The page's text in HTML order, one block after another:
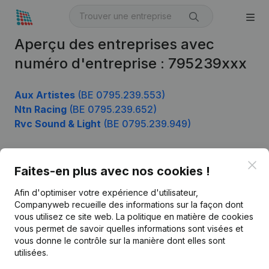
Aperçu des entreprises avec
numéro d'entreprise : 795239xxx
Aux Artistes (BE 0795.239.553)
Ntn Racing (BE 0795.239.652)
Rvc Sound & Light (BE 0795.239.949)
Faites-en plus avec nos cookies !
Afin d'optimiser votre expérience d'utilisateur,
Companyweb recueille des informations sur la façon dont
vous utilisez ce site web. La politique en matière de cookies
vous permet de savoir quelles informations sont visées et
vous donne le contrôle sur la manière dont elles sont
utilisées.
Français
Kantorenpark Everest
Produit
Informations d’entreprise
Monitoring
Recherche internationale